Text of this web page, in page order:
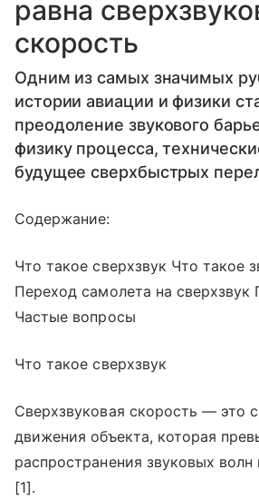
равна
скорость
Одним из самых значимых
истории авиации и физики
преодоление звукового
физику процесса,
будущее сверхбыстрых
Содержание:
Что такое сверхзвук Что такое
Переход самолета на сверхзвук
Частые вопросы
Что такое сверхзвук
Сверхзвуковая скорость — это
движения объекта, которая
распространения звуковых
[1].